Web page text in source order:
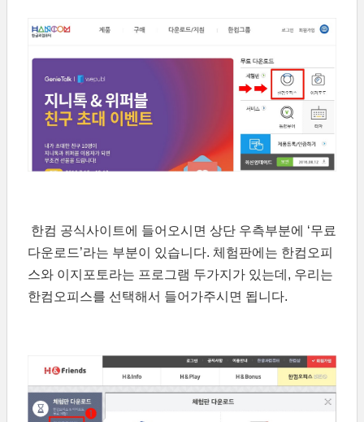
한컴 공식사이트에 들어오시면 상단 우측부분에 ‘무료
다운로드’라는 부분이 있습니다. 체험판에는 한컴오피
스와 이지포토라는 프로그램 두가지가 있는데, 우리는
한컴오피스를 선택해서 들어가주시면 됩니다.